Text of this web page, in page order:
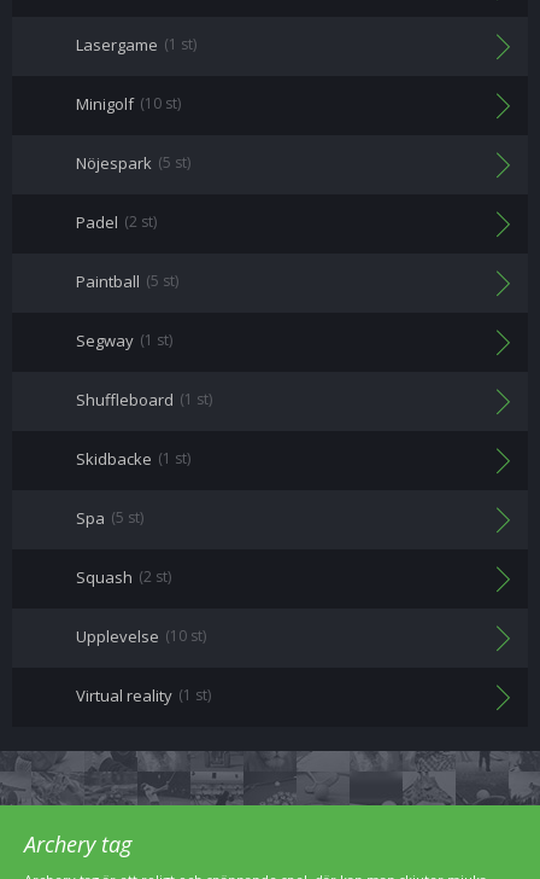
Lasergame (1 st)
Minigolf (10 st)
Nöjespark (5 st)
Padel (2 st)
Paintball (5 st)
Segway (1 st)
Shuffleboard (1 st)
Skidbacke (1 st)
Spa (5 st)
Squash (2 st)
Upplevelse (10 st)
Virtual reality (1 st)
Archery tag